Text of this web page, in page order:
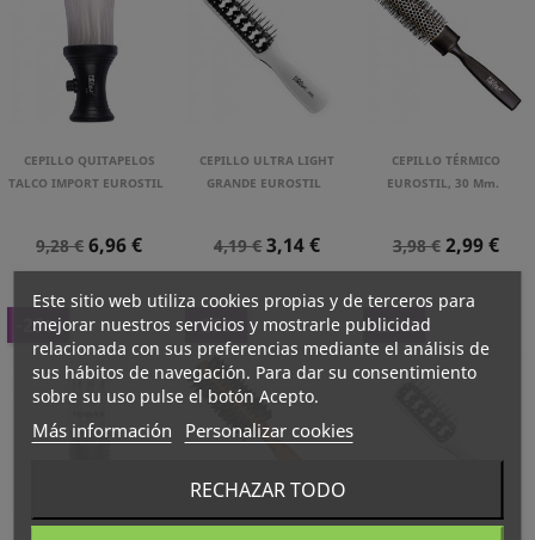
CEPILLO QUITAPELOS
TALCO IMPORT EUROSTIL
Precio
Normal
9,28 € Precio
6,96 €
CEPILLO ULTRA LIGHT
GRANDE EUROSTIL
Precio
Normal
4,19 €Precio
3,14 €
CEPILLO TÉRMICO
EUROSTIL, 30 Mm.
Precio
Normal
3,98 € Precio
2,99 €
-25% -20% -25%
Este sitio web utiliza cookies propias y de terceros para
mejorar nuestros servicios y mostrarle publicidad
relacionada con sus preferencias mediante el análisis de
sus hábitos de navegación. Para dar su consentimiento
sobre su uso pulse el botón Acepto.
Más información Personalizar cookies
RECHAZAR TODO